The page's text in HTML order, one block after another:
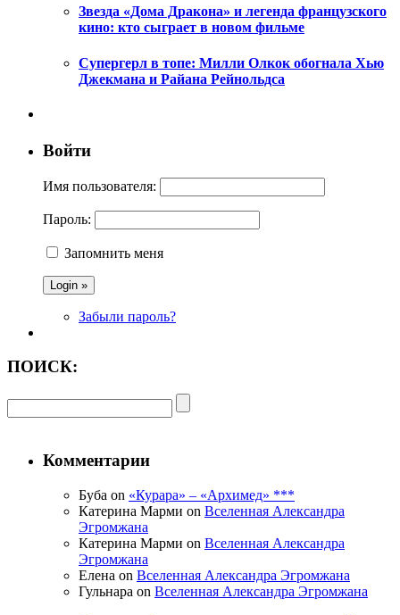
Звезда «Дома Дракона» и легенда французского
кино: кто сыграет в новом фильме
Супергерл в топе: Милли Олкок обогнала Хью
Джекмана и Райана Рейнольдса
Войти
Имя пользователя:
Пароль:
Запомнить меня
Забыли пароль?
ПОИСК:
Комментарии
Буба on «Курара» – «Архимед» ***
Катерина Марми on Вселенная Александра
Эгромжана
Катерина Марми on Вселенная Александра
Эгромжана
Елена on Вселенная Александра Эгромжана
Гульнара on Вселенная Александра Эгромжана